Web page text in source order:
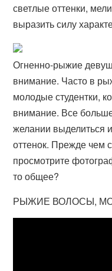
светлые оттенки,
выразить силу
Огненно-рыжие
внимание. Часто в
молодые студентки,
внимание. Все
желании выделиться
оттенок. Прежде чем
просмотрите
то общее?
РЫЖИЕ ВОЛОСЫ,